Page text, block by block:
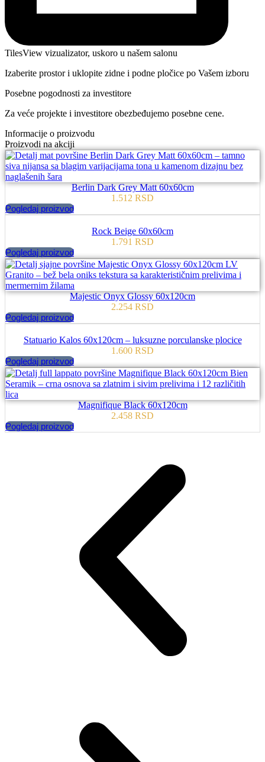
TilesView vizualizator, uskoro u našem salonu
Izaberite prostor i uklopite zidne i podne pločice po Vašem izboru
Posebne pogodnosti za investitore
Za veće projekte i investitore obezbeđujemo posebne cene.
Informacije o proizvodu
Proizvodi na akciji
Berlin Dark Grey Matt 60x60cm
1.512 RSD
Pogledaj proizvod
Rock Beige 60x60cm
1.791 RSD
Pogledaj proizvod
Majestic Onyx Glossy 60x120cm
2.254 RSD
Pogledaj proizvod
Statuario Kalos 60x120cm – luksuzne porculanske plocice
1.600 RSD
Pogledaj proizvod
Magnifique Black 60x120cm
2.458 RSD
Pogledaj proizvod